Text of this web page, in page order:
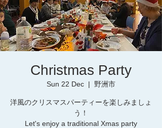
Christmas Party
Sun 22 Dec
  |
野洲市
洋風のクリスマスパーティーを楽しみましょ
う！
Let's enjoy a traditional Xmas party